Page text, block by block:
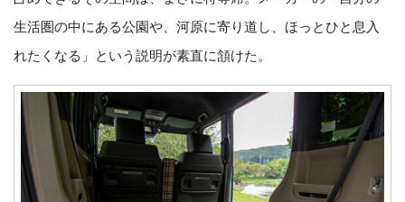
生活圏の中にある公園や、河原に寄り道し、ほっとひと息入
れたくなる」という説明が素直に頷けた。